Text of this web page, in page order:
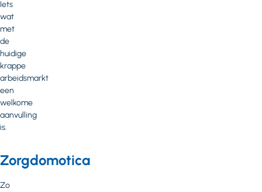
Iets
wat
met
de
huidige
krappe
arbeidsmarkt
een
welkome
aanvulling
is.
Zorgdomotica
Zo